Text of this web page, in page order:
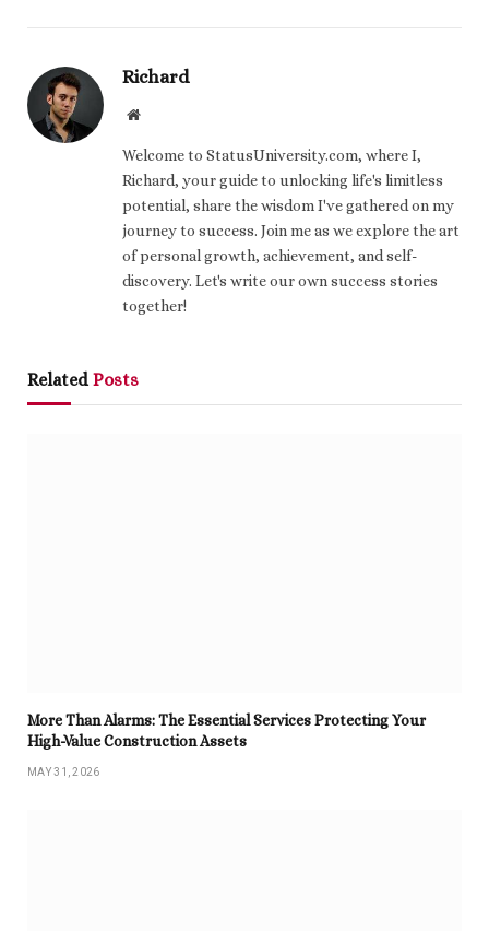
Richard
Website
Welcome to StatusUniversity.com, where I,
Richard, your guide to unlocking life's limitless
potential, share the wisdom I've gathered on my
journey to success. Join me as we explore the art
of personal growth, achievement, and self-
discovery. Let's write our own success stories
together!
Related Posts
More Than Alarms: The Essential Services Protecting Your
High-Value Construction Assets
MAY 31, 2026